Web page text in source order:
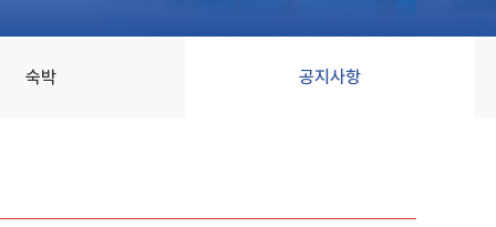
숙박 공지사항